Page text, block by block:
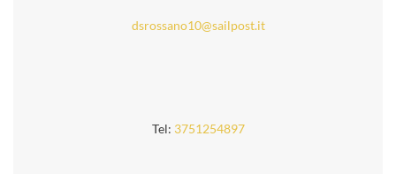
dsrossano10@sailpost.it
Tel: 3751254897